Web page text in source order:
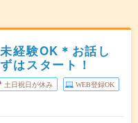
経験OK＊お話し
はスタート！
土日祝日が休み WEB登録OK